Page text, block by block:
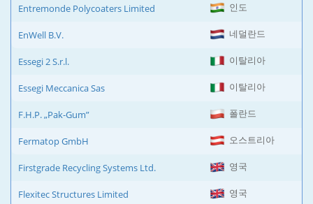
Entremonde Polycoaters Limited 인도
EnWell B.V. 네덜란드
Essegi 2 S.r.l. 이탈리아
Essegi Meccanica Sas 이탈리아
F.H.P. „Pak-Gum” 폴란드
Fermatop GmbH 오스트리아
Firstgrade Recycling Systems Ltd. 영국
Flexitec Structures Limited 영국